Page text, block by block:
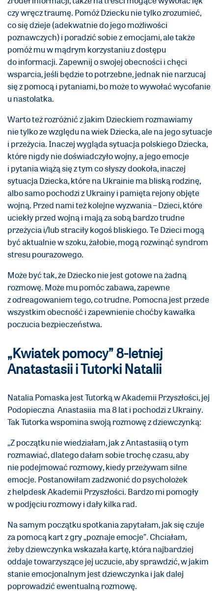
czy wręcz traumę. Pomóż Dziecku nie tylko zrozumieć,
co się dzieje (adekwatnie do jego możliwości
poznawczych) i poradzić sobie z emocjami, ale także
pomóż mu w mądrym korzystaniu z dostępu
do informacji. Zapewnij o swojej obecności i chęci
wsparcia, jeśli będzie to potrzebne, jednak nie narzucaj
się z pomocą i pytaniami, bo może to wywołać wycofanie
u nastolatka.
Warto też rozróżnić z jakim Dzieckiem rozmawiamy
nie tylko ze względu na wiek Dziecka, ale na jego sytuacje
i przeżycia. Inaczej wygląda sytuacja polskiego Dziecka,
które nigdy nie doświadczyło wojny, a jego emocje
i pytania wiążą się z tym co słyszy dookoła, inaczej
sytuacja Dziecka, które na Ukrainie ma bliską rodzinę,
albo samo pochodzi z Ukrainy i pamięta rejony objęte
wojną. Przed nami też kolejne wyzwania – Dzieci, które
uciekły przed wojną i mają za sobą bardzo trudne
przeżycia i/lub straciły kogoś bliskiego. Te Dzieci mogą
być aktualnie w szoku, żałobie, mogą rozwinąć syndrom
stresu pourazowego.
Może być tak, że Dziecko nie jest gotowe na żadną
rozmowę. Może mu pomóc zabawa, zapewne
z odreagowaniem tego, co trudne. Pomocna jest przede
wszystkim obecność i zapewnienie choćby kawałka
poczucia bezpieczeństwa.
„Kwiatek pomocy” 8-letniej
Anatastasii i Tutorki Natalii
Natalia Pomaska jest Tutorką w Akademii Przyszłości, jej
Podopieczna Anastasiia ma 8 lat i pochodzi z Ukrainy.
Tak Tutorka wspomina swoją rozmowę z dziewczynką:
„Z początku nie wiedziałam, jak z Antastasiią o tym
rozmawiać, dlatego dałam sobie trochę czasu, aby
nie podejmować rozmowy, kiedy przeżywam silne
emocje. Postanowiłam zadzwonić do psycholożek
z helpdesk Akademii Przyszłości. Bardzo mi pomogły
w podjęciu rozmowy i dały kilka rad.
Na samym początku spotkania zapytałam, jak się czuje
za pomocą kart z gry „poznaje emocje”. Chciałam,
żeby dziewczynka wskazała kartę, która najbardziej
oddaje towarzyszące jej uczucie, aby sprawdzić, w jakim
stanie emocjonalnym jest dziewczynka i jak dalej
poprowadzić ewentualną rozmowę.